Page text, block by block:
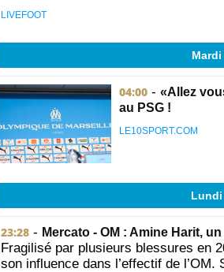
LIVEFOOT
04:00 - «Allez
au PSG !
LE10SPORT.COM
Lundi
23:28 - Mercato - OM : Amine Harit,
Fragilisé par plusieurs blessures en
son influence dans l’effectif de